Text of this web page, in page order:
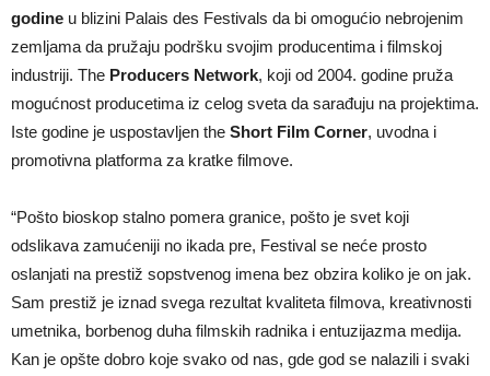
godine u blizini Palais des Festivals da bi omogućio nebrojenim
zemljama da pružaju podršku svojim producentima i filmskoj
industriji. The Producers Network, koji od 2004. godine pruža
mogućnost producetima iz celog sveta da sarađuju na projektima.
Iste godine je uspostavljen the Short Film Corner, uvodna i
promotivna platforma za kratke filmove.
“Pošto bioskop stalno pomera granice, pošto je svet koji
odslikava zamućeniji no ikada pre, Festival se neće prosto
oslanjati na prestiž sopstvenog imena bez obzira koliko je on jak.
Sam prestiž je iznad svega rezultat kvaliteta filmova, kreativnosti
umetnika, borbenog duha filmskih radnika i entuzijazma medija.
Kan je opšte dobro koje svako od nas, gde god se nalazili i svaki